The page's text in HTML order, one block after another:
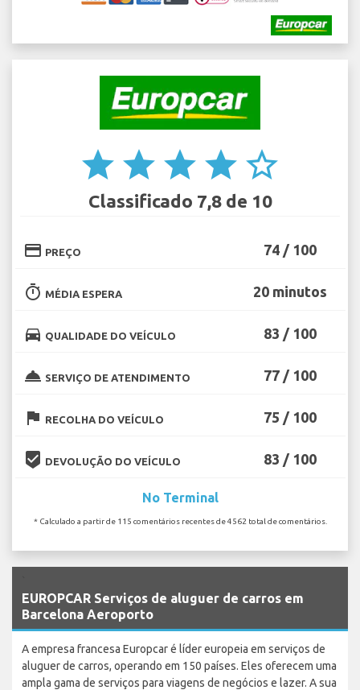
star star star star star_border
Classificado 7,8 de 10
credit_card PREÇO 74 / 100
timer MÉDIA ESPERA 20 minutos
directions_car QUALIDADE DO VEÍCULO 83 / 100
room_service SERVIÇO DE ATENDIMENTO 77 / 100
flag RECOLHA DO VEÍCULO 75 / 100
beenhere DEVOLUÇÃO DO VEÍCULO 83 / 100
No Terminal
* Calculado a partir de 115 comentários recentes de 4562 total de comentários.
EUROPCAR Serviços de aluguer de carros em
Barcelona Aeroporto
A empresa francesa Europcar é líder europeia em serviços de
aluguer de carros, operando em 150 países. Eles oferecem uma
ampla gama de serviços para viagens de negócios e lazer. A sua